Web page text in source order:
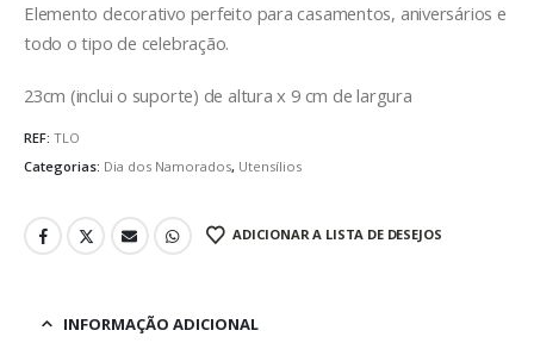
Elemento decorativo perfeito para casamentos, aniversários e
todo o tipo de celebração.
23cm (inclui o suporte) de altura x 9 cm de largura
REF: TLO
Categorias: Dia dos Namorados, Utensílios
ADICIONAR A LISTA DE DESEJOS
INFORMAÇÃO ADICIONAL